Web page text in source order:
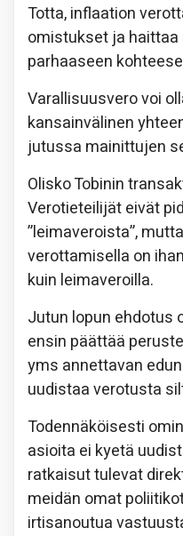
Totta, inflaation
omistukset ja
parhaaseen
Varallisuusvero voi
kansainvälinen
jutussa mainittujen
Olisko Tobinin
Verotieteilijät eivät
”leimaveroista”,
verottamisella on
kuin leimaveroilla.
Jutun lopun ehdotus
ensin päättää
yms annettavan
uudistaa verotusta
Todennäköisesti
asioita ei kyetä
ratkaisut tulevat
meidän omat
irtisanoutua